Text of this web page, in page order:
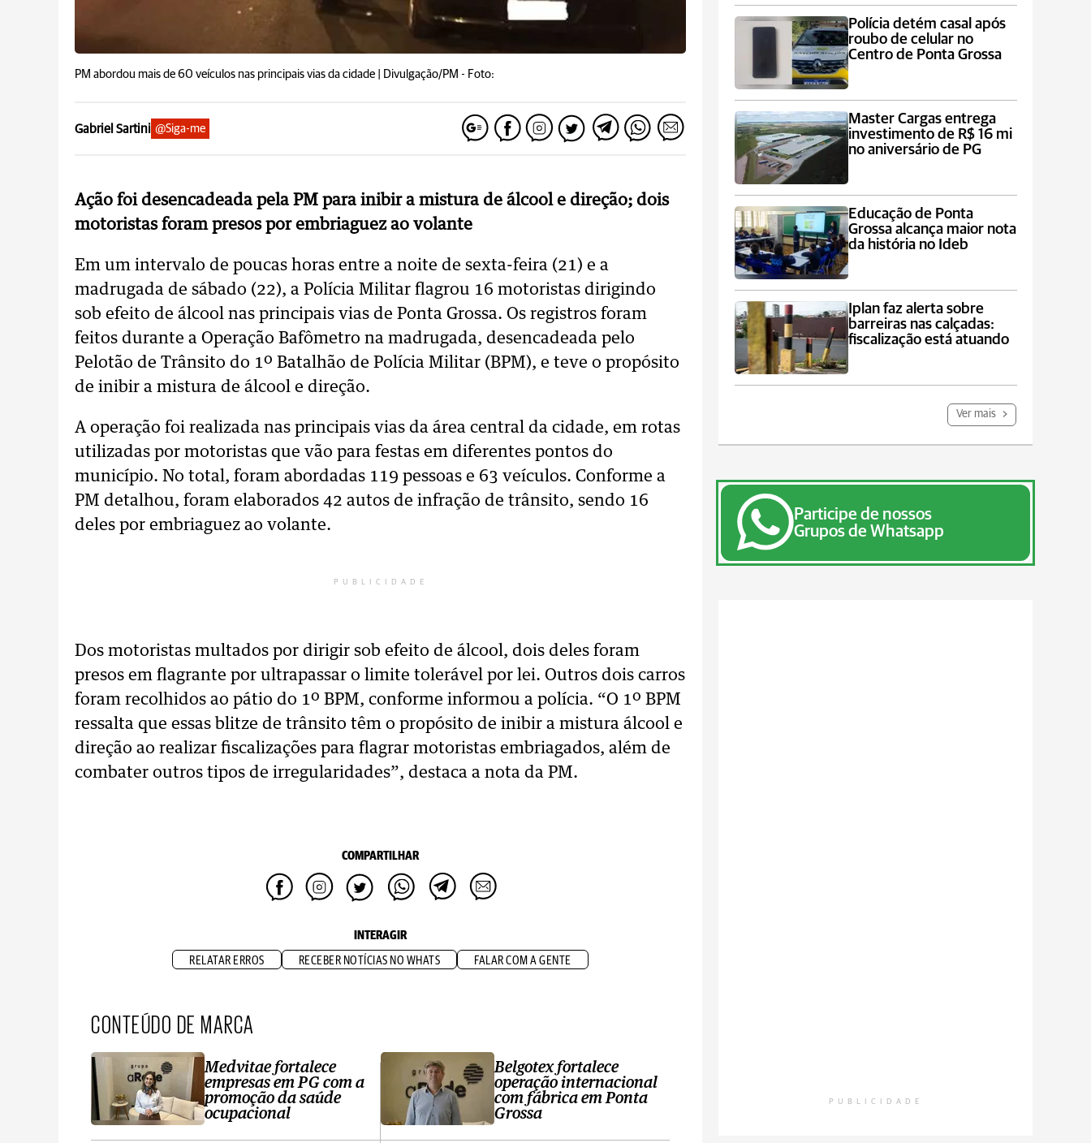
PM abordou mais de 60 veículos nas principais vias da cidade | Divulgação/PM - Foto:
Gabriel Sartini @Siga-me
Ação foi desencadeada pela PM para inibir a mistura de álcool e direção; dois
motoristas foram presos por embriaguez ao volante
Em um intervalo de poucas horas entre a noite de sexta-feira (21) e a
madrugada de sábado (22), a Polícia Militar flagrou 16 motoristas dirigindo
sob efeito de álcool nas principais vias de Ponta Grossa. Os registros foram
feitos durante a Operação Bafômetro na madrugada, desencadeada pelo
Pelotão de Trânsito do 1º Batalhão de Polícia Militar (BPM), e teve o propósito
de inibir a mistura de álcool e direção.
A operação foi realizada nas principais vias da área central da cidade, em rotas
utilizadas por motoristas que vão para festas em diferentes pontos do
município. No total, foram abordadas 119 pessoas e 63 veículos. Conforme a
PM detalhou, foram elaborados 42 autos de infração de trânsito, sendo 16
deles por embriaguez ao volante.
PUBLICIDADE
Dos motoristas multados por dirigir sob efeito de álcool, dois deles foram
presos em flagrante por ultrapassar o limite tolerável por lei. Outros dois carros
foram recolhidos ao pátio do 1º BPM, conforme informou a polícia. “O 1º BPM
ressalta que essas blitze de trânsito têm o propósito de inibir a mistura álcool e
direção ao realizar fiscalizações para flagrar motoristas embriagados, além de
combater outros tipos de irregularidades”, destaca a nota da PM.
COMPARTILHAR
INTERAGIR
RELATAR ERROS RECEBER NOTÍCIAS NO WHATS FALAR COM A GENTE
CONTEÚDO DE MARCA
Medvitae fortalece
empresas em PG com a
promoção da saúde
ocupacional
Belgotex fortalece
operação internacional
com fábrica em Ponta
Grossa
Polícia detém casal após
roubo de celular no
Centro de Ponta Grossa
Master Cargas entrega
investimento de R$ 16 mi
no aniversário de PG
Educação de Ponta
Grossa alcança maior nota
da história no Ideb
Iplan faz alerta sobre
barreiras nas calçadas:
fiscalização está atuando
Ver mais
Participe de nossos
Grupos de Whatsapp
PUBLICIDADE